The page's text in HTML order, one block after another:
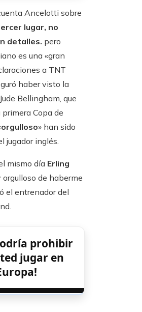
Ancelotti sobre
lugar, no
detalles. pero
es una «gran
a TNT
haber visto la
Bellingham, que
Copa de
orgulloso» han sido
jugador inglés.
mismo día Erling
orgulloso de haberme
el entrenador del
prohibir
jugar en